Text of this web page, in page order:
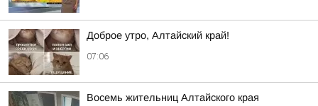
Доброе утро, Алтайский край!
07:06
Восемь жительниц Алтайского края